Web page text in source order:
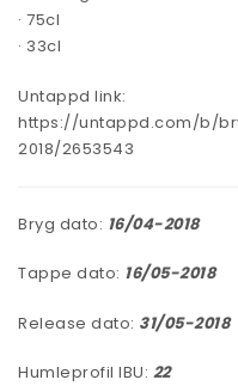
· 75cl
· 33cl
Untappd link:
https://untappd.com/b/
2018/2653543
Bryg dato: 16/04-2018
Tappe dato: 16/05-2018
Release dato: 31/05-2018
Humleprofil IBU: 22